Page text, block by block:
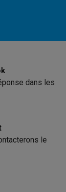
dans les
le